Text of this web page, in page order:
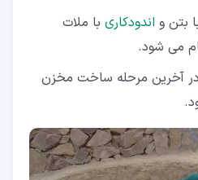
بتن و اندودکاری با ملات
می شود.
در آخرین مرحله ساخت مخزن